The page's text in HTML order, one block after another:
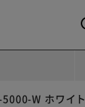
W ホワイト